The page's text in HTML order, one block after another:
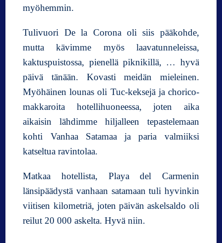
myöhemmin.
Tulivuori De la Corona oli siis pääkohde,
mutta kävimme myös laavatunneleissa,
kaktuspuistossa, pienellä piknikillä, … hyvä
päivä tänään. Kovasti meidän mieleinen.
Myöhäinen lounas oli Tuc-keksejä ja chorico-
makkaroita hotellihuoneessa, joten aika
aikaisin lähdimme hiljalleen tepastelemaan
kohti Vanhaa Satamaa ja paria valmiiksi
katseltua ravintolaa.
Matkaa hotellista, Playa del Carmenin
länsipäädystä vanhaan satamaan tuli hyvinkin
viitisen kilometriä, joten päivän askelsaldo oli
reilut 20 000 askelta. Hyvä niin.